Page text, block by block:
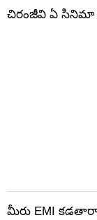
చిరంజీవి ఏ సినిమా
మీరు EMI